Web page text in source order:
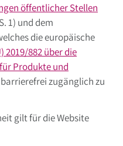
öffentlicher Stellen
1) und dem
die europäische
2019/882 über die
Produkte und
zugänglich zu
gilt für die Website